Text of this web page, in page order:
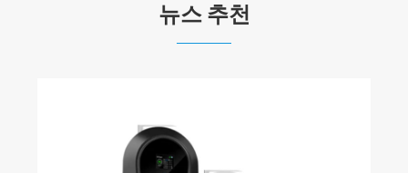
뉴스 추천
DC EV 고속 충전 프로젝트가 실제로 작동하
는 이유는 무엇입니까?